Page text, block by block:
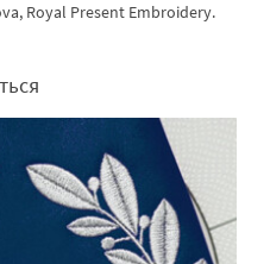
Royal Present Embroidery.